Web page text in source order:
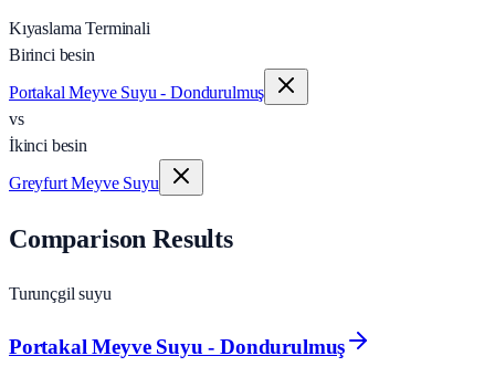
Kıyaslama Terminali
Birinci besin
Portakal Meyve Suyu - Dondurulmuş
vs
İkinci besin
Greyfurt Meyve Suyu
Comparison Results
Turunçgil suyu
Portakal Meyve Suyu - Dondurulmuş